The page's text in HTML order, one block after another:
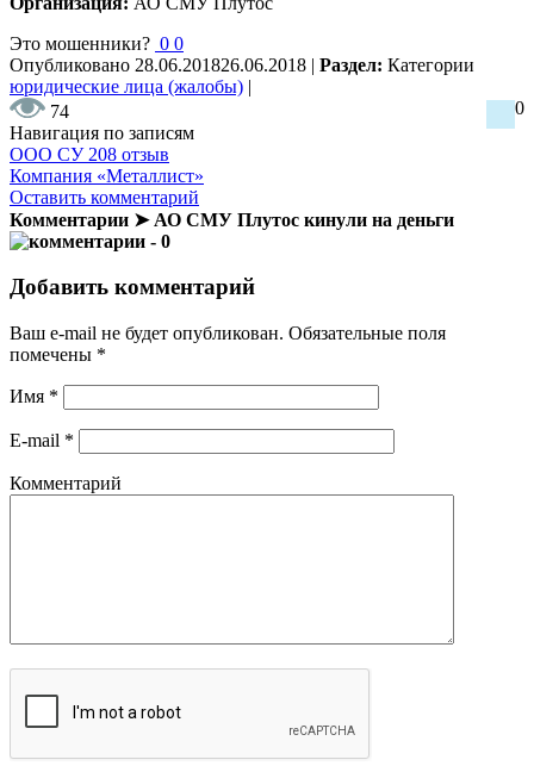
Это мошенники? 0 0
Опубликовано 28.06.201826.06.2018 | Раздел: Категории
юридические лица (жалобы) |
74
0
Навигация по записям
ООО СУ 208 отзыв
Компания «Металлист»
Оставить комментарий
Комментарии ➤ АО СМУ Плутос кинули на деньги
- 0
Добавить комментарий
Ваш e-mail не будет опубликован. Обязательные поля
помечены *
Имя *
E-mail *
Комментарий